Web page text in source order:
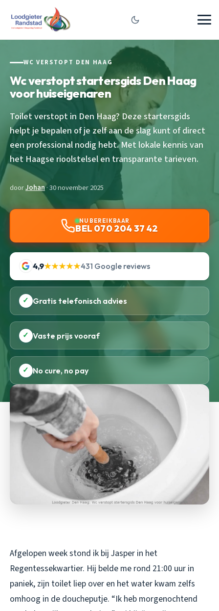
WC VERSTOPT DEN HAAG
Wc verstopt startersgids Den Haag
voor huiseigenaren
Toilet verstopt in Den Haag? Deze startersgids
helpt je bepalen of je zelf aan de slag kunt of direct
een professional nodig hebt. Met lokale kennis van
het Haagse rioolstelsel en transparante tarieven.
doorJohan· 30 november 2025
NU BEREIKBAAR
BEL 070 204 37 42
4,9★★★★★431 Google reviews
✓ Gratis telefonisch advies
✓ Vaste prijs vooraf
✓ No cure, no pay
Afgelopen week stond ik bij Jasper in het
Regentessekwartier. Hij belde me rond 21:00 uur in
paniek, zijn toilet liep over en het water kwam zelfs
omhoog in de doucheputje. “Ik heb morgenochtend